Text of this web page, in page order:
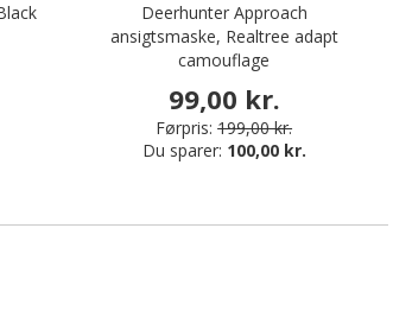
Deerhunter Approach
ansigtsmaske, Realtree adapt
camouflage
99,00 kr.
Førpris: 199,00 kr.
Du sparer: 100,00 kr.